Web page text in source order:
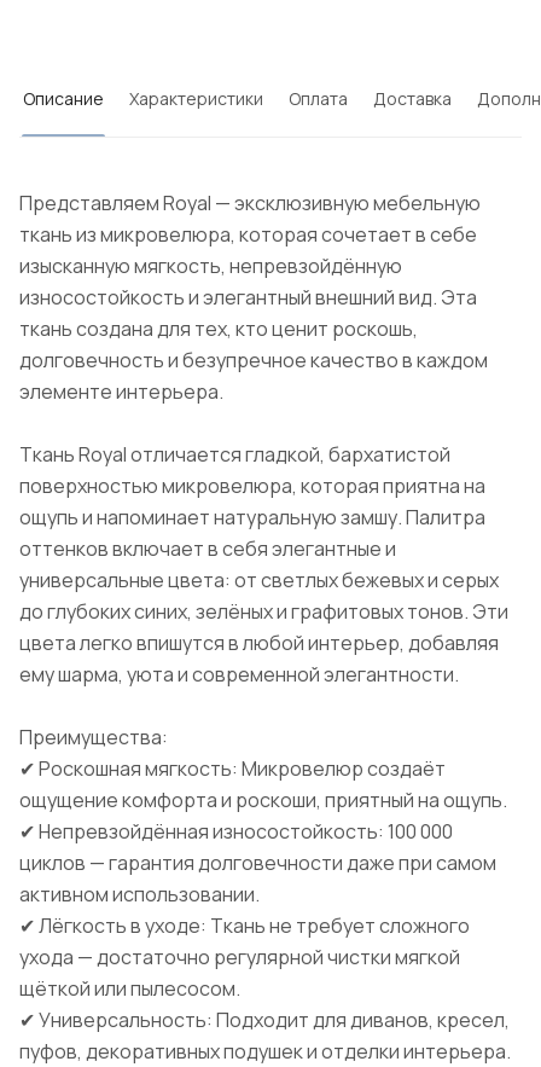
Описание Характеристики Оплата Доставка
Представляем Royal — эксклюзивную мебельную
ткань из микровелюра, которая сочетает в себе
изысканную мягкость, непревзойдённую
износостойкость и элегантный внешний вид. Эта
ткань создана для тех, кто ценит роскошь,
долговечность и безупречное качество в каждом
элементе интерьера.
Ткань Royal отличается гладкой, бархатистой
поверхностью микровелюра, которая приятна на
ощупь и напоминает натуральную замшу. Палитра
оттенков включает в себя элегантные и
универсальные цвета: от светлых бежевых и серых
до глубоких синих, зелёных и графитовых тонов. Эти
цвета легко впишутся в любой интерьер, добавляя
ему шарма, уюта и современной элегантности.
Преимущества:
✔ Роскошная мягкость: Микровелюр создаёт
ощущение комфорта и роскоши, приятный на ощупь.
✔ Непревзойдённая износостойкость: 100 000
циклов — гарантия долговечности даже при самом
активном использовании.
✔ Лёгкость в уходе: Ткань не требует сложного
ухода — достаточно регулярной чистки мягкой
щёткой или пылесосом.
✔ Универсальность: Подходит для диванов, кресел,
пуфов, декоративных подушек и отделки интерьера.